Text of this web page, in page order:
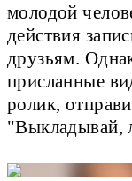
молодой
действия
друзьям.
присланные
ролик,
"Выкладывай,